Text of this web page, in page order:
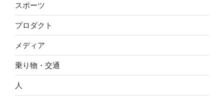
スポーツ
プロダクト
メディア
乗り物・交通
人